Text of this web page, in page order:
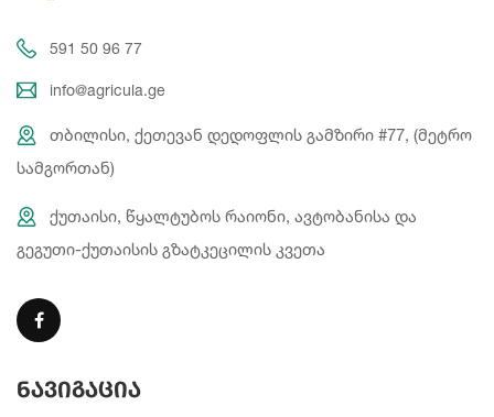
591 50 96 77
info@agricula.ge
თბილისი, ქეთევან დედოფლის გამზირი #77, (მეტრო
სამგორთან)
ქუთაისი, წყალტუბოს რაიონი, ავტობანისა და
გეგუთი-ქუთაისის გზატკეცილის კვეთა
ნავიგაცია